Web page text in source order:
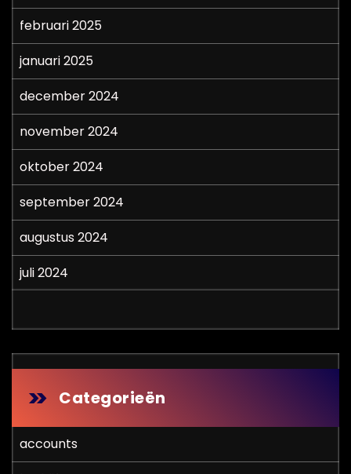
februari 2025
januari 2025
december 2024
november 2024
oktober 2024
september 2024
augustus 2024
juli 2024
Categorieën
accounts